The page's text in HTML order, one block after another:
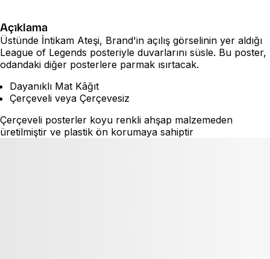
Açıklama
Üstünde İntikam Ateşi, Brand'in açılış görselinin yer aldığı
League of Legends posteriyle duvarlarını süsle. Bu poster,
odandaki diğer posterlere parmak ısırtacak.
Dayanıklı Mat Kâğıt
Çerçeveli veya Çerçevesiz
Çerçeveli posterler koyu renkli ahşap malzemeden
üretilmiştir ve plastik ön korumaya sahiptir